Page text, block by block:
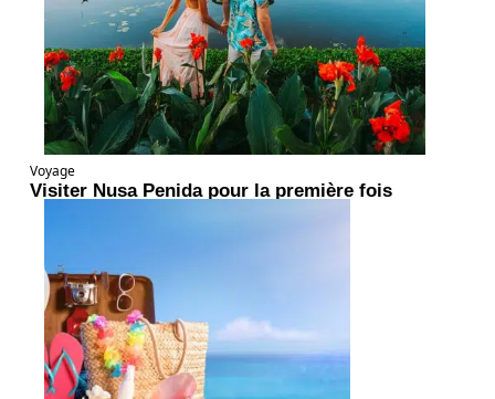
Voyage
Visiter Nusa Penida pour la première fois